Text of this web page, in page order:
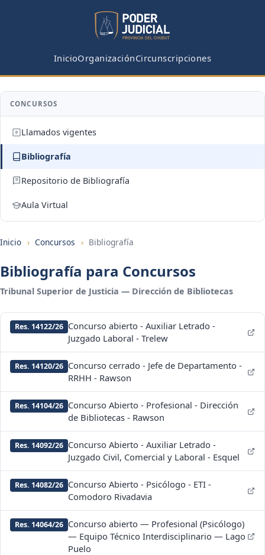
InicioOrganizaciónCircunscripciones
CONCURSOS
Llamados vigentes
Bibliografía
Repositorio de Bibliografía
Aula Virtual
Inicio › Concursos › Bibliografía
Bibliografía para Concursos
Tribunal Superior de Justicia — Dirección de Bibliotecas
Res. 14122/26 Concurso abierto - Auxiliar Letrado -
Juzgado Laboral - Trelew
Res. 14120/26 Concurso cerrado - Jefe de Departamento -
RRHH - Rawson
Res. 14104/26 Concurso Abierto - Profesional - Dirección
de Bibliotecas - Rawson
Res. 14092/26 Concurso Abierto - Auxiliar Letrado -
Juzgado Civil, Comercial y Laboral - Esquel
Res. 14082/26 Concurso Abierto - Psicólogo - ETI -
Comodoro Rivadavia
Res. 14064/26 Concurso abierto — Profesional (Psicólogo)
— Equipo Técnico Interdisciplinario — Lago
Puelo